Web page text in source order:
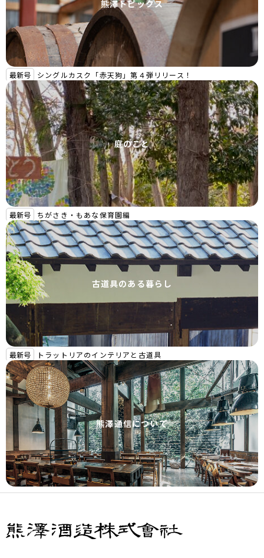
熊澤トピックス
最新号 シングルカスク「赤天狗」第４弾リリース！
庭のこと
最新号 ちがさき・もあな保育園編
古道具のある暮らし
最新号 トラットリアのインテリアと古道具
熊澤通信について